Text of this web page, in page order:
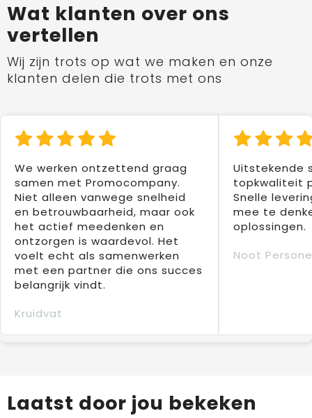
Wat klanten over ons
vertellen
Wij zijn trots op wat we maken en onze
klanten delen die trots met ons
We werken ontzettend graag
samen met Promocompany.
Niet alleen vanwege snelheid
en betrouwbaarheid, maar ook
het actief meedenken en
ontzorgen is waardevol. Het
voelt echt als samenwerken
met een partner die ons succes
belangrijk vindt.
Kruidvat
Uitstekende
topkwaliteit
Snelle
mee te
oplossingen.
Noot
Laatst door jou bekeken